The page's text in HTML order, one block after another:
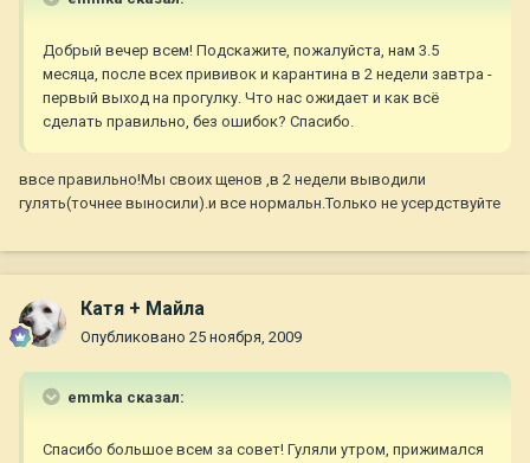
Добрый вечер всем! Подскажите, пожалуйста, нам 3.5
месяца, после всех прививок и карантина в 2 недели завтра -
первый выход на прогулку. Что нас ожидает и как всё
сделать правильно, без ошибок? Спасибо.
ввсе правильно!Мы своих щенов ,в 2 недели выводили
гулять(точнее выносили).и все нормальн.Только не усердствуйте
Катя + Майла
Опубликовано 25 ноября, 2009
emmka сказал:
Спасибо большое всем за совет! Гуляли утром, прижимался